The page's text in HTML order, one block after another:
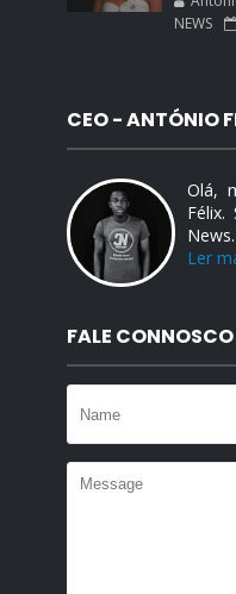
NEWS
CEO - ANTÓNIO
Olá,
News.
Ler
FALE CONNOSCO